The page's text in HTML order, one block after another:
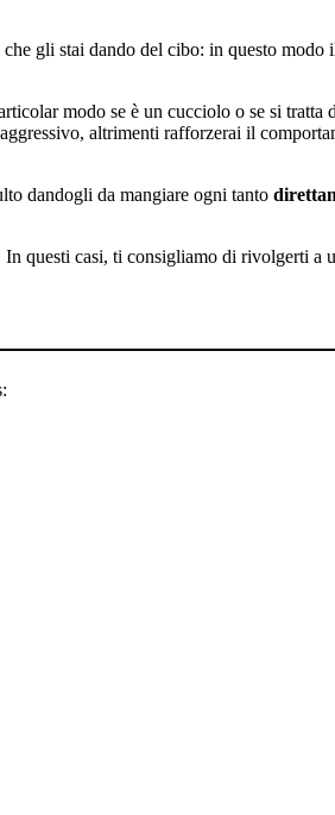
gli stai dando del cibo: in questo modo
modo se è un cucciolo o se si
altrimenti rafforzerai il
dandogli da mangiare ogni tanto
questi casi, ti consigliamo di rivolgerti a